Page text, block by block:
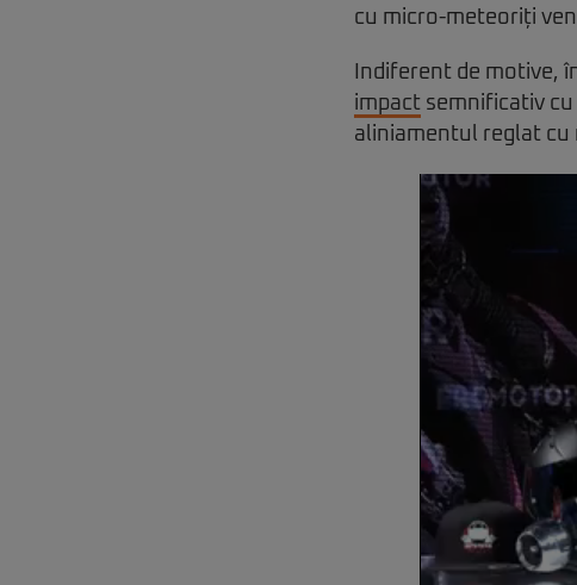
cu micro-meteoriți
Indiferent de motive,
impact semnificativ
aliniamentul reglat cu